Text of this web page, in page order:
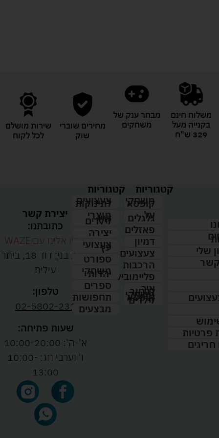
משלוח חינם
בקנייה מעל
329 ש"ח
מבחר ענק של
משחקים
מחירים שוברי
שוק
שירות מושלם
לכל לקוח
שלי
קשר
פרטיות
חריגים
קטגוריות
משחקי
קופסא
על
גלגלים
פאזלים
דמיון
צעצועים
הרכבות
פליימוביל
איך
לבחור
משחקי
קופסא
לילדים
קטגוריות
צעצועים
לתינוקות
מוצרי
קיץ
לילדים
יצירה
צעצועי
עץ
ספורט
משחקי
יהדות
ספרים
תחפושות
מבצעים
יצירת קשר
כתובתנו:
נווטו אלינו עם WAZE
רחוב בנין דוד 18, ביתר
עילית
טלפון:
02-5802-231
שעות פתיחה:
א'-ה': 10:00-20:00
ו' וערבי חג: 10:00-
13:00